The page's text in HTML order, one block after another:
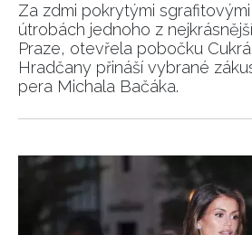
Za zdmi pokrytými
útrobách jednoho z
Praze, otevřela pobočku
Hradčany přináší vybrané
pera Michala Bačáka.